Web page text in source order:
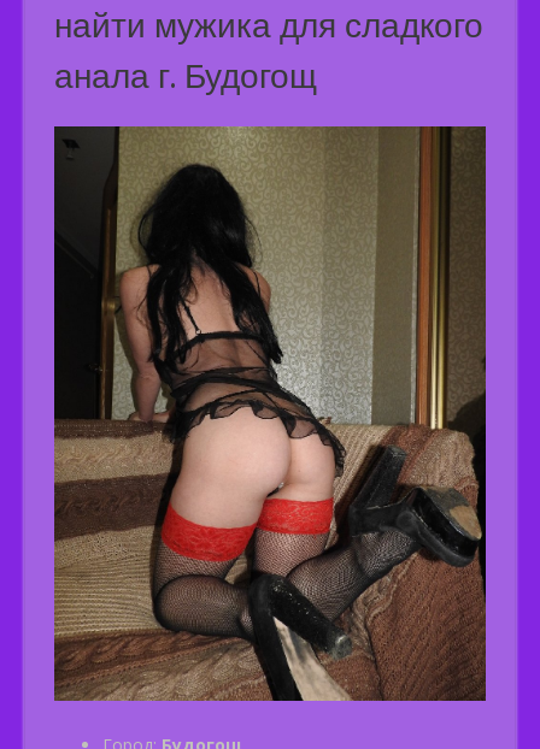
найти мужика для сладкого
анала г. Будогощ